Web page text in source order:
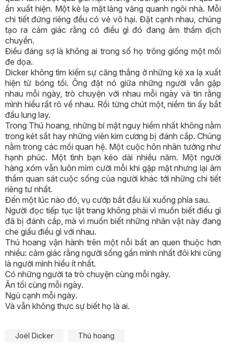
ẩn xuất hiện. Một kẻ lạ mặt lảng vảng quanh ngôi nhà. Mỗi
chi tiết đứng riêng đều có vẻ vô hại. Đặt cạnh nhau, chúng
tạo ra cảm giác rằng có điều gì đó đang âm thầm dịch
chuyển.
Điều đáng sợ là không ai trong số họ trông giống một mối
đe dọa.
Dicker không tìm kiếm sự căng thẳng ở những kẻ xa lạ xuất
hiện từ bóng tối. Ông đặt nó giữa những người vẫn gặp
nhau mỗi ngày, trò chuyện với nhau mỗi ngày và tin rằng
mình hiểu rất rõ về nhau. Rồi từng chút một, niềm tin ấy bắt
đầu lung lay.
Trong Thú hoang, những bí mật nguy hiểm nhất không nằm
trong két sắt hay những viên kim cương bị đánh cắp. Chúng
nằm trong các mối quan hệ. Một cuộc hôn nhân tưởng như
hạnh phúc. Một tình bạn kéo dài nhiều năm. Một người
hàng xóm vẫn luôn mỉm cười mỗi khi gặp mặt nhưng lại âm
thầm quan sát cuộc sống của người khác tới những chi tiết
riêng tư nhất.
Đến một lúc nào đó, vụ cướp bắt đầu lùi xuống phía sau.
Người đọc tiếp tục lật trang không phải vì muốn biết điều gì
đã bị đánh cắp, mà vì muốn biết những nhân vật này đang
che giấu điều gì với nhau.
Thú hoang vận hành trên một nỗi bất an quen thuộc hơn
nhiều: cảm giác rằng người sống gần mình nhất đôi khi cũng
là người mình hiểu ít nhất.
Có những người ta trò chuyện cùng mỗi ngày.
Ăn tối cùng mỗi ngày.
Ngủ cạnh mỗi ngày.
Và vẫn không thực sự biết họ là ai.
Joël Dicker Thú hoang